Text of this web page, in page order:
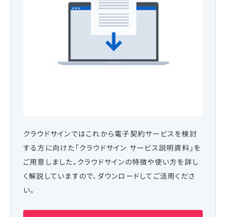
クラウドサインではこれから電子契約サービスを検討
する方に向けた「クラウドサイン サービス説明資料」を
ご用意しました。クラウドサインの特徴や使い方を詳し
く解説していますので、ダウンロードしてご活用くださ
い。